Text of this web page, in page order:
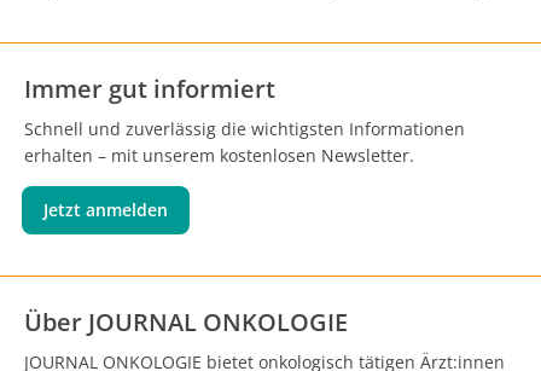
Immer gut informiert
Schnell und zuverlässig die wichtigsten Informationen
erhalten – mit unserem kostenlosen Newsletter.
Jetzt anmelden
Über JOURNAL ONKOLOGIE
JOURNAL ONKOLOGIE bietet onkologisch tätigen Ärzt:innen